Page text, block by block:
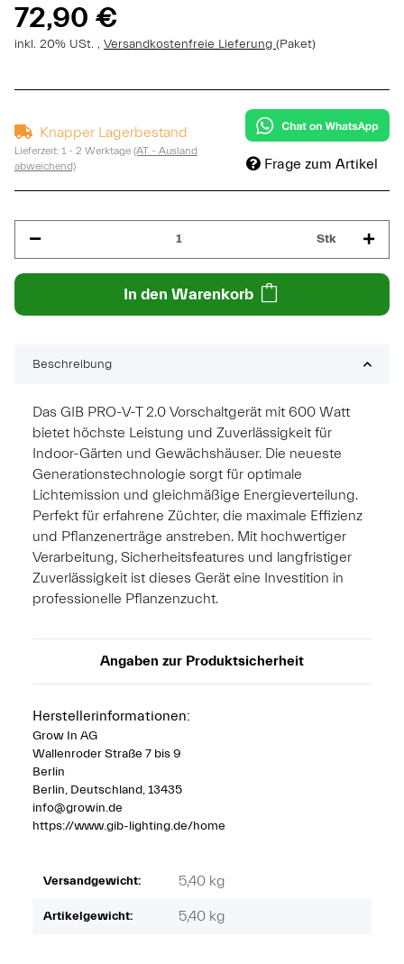
72,90 €
inkl. 20% USt. , Versandkostenfreie Lieferung (Paket)
Knapper Lagerbestand
Lieferzeit: 1 - 2 Werktage (AT - Ausland
abweichend)
Frage zum Artikel
Stk
In den Warenkorb
Beschreibung
Das GIB PRO-V-T 2.0 Vorschaltgerät mit 600 Watt
bietet höchste Leistung und Zuverlässigkeit für
Indoor-Gärten und Gewächshäuser. Die neueste
Generationstechnologie sorgt für optimale
Lichtemission und gleichmäßige Energieverteilung.
Perfekt für erfahrene Züchter, die maximale Effizienz
und Pflanzenerträge anstreben. Mit hochwertiger
Verarbeitung, Sicherheitsfeatures und langfristiger
Zuverlässigkeit ist dieses Gerät eine Investition in
professionelle Pflanzenzucht.
Angaben zur Produktsicherheit
Herstellerinformationen:
Grow In AG
Wallenroder Straße 7 bis 9
Berlin
Berlin, Deutschland, 13435
info@growin.de
https://www.gib-lighting.de/home
Versandgewicht: 5,40 kg
Artikelgewicht: 5,40 kg